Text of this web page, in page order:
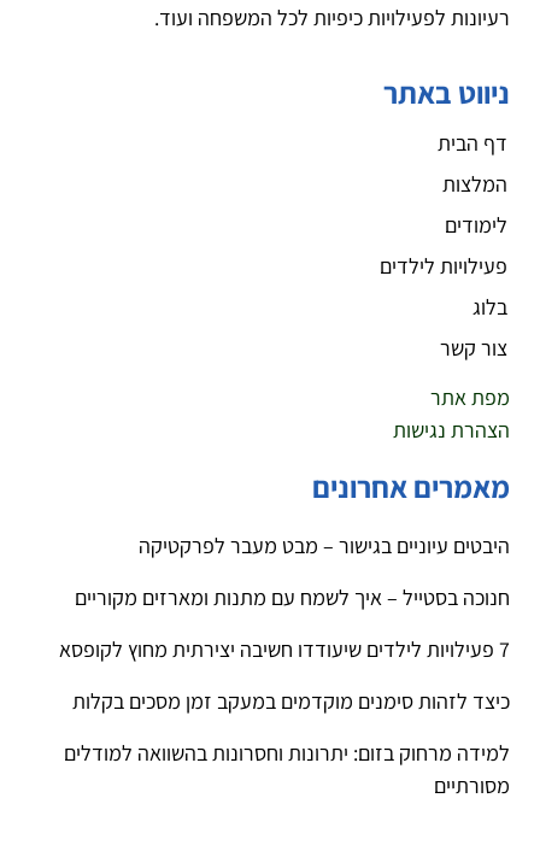
רעיונות לפעילויות כיפיות לכל המשפחה ועוד.
ניווט באתר
דף הבית
המלצות
לימודים
פעילויות לילדים
בלוג
צור קשר
מפת אתר
הצהרת נגישות
מאמרים אחרונים
היבטים עיוניים בגישור – מבט מעבר לפרקטיקה
חנוכה בסטייל – איך לשמח עם מתנות ומארזים מקוריים
7 פעילויות לילדים שיעודדו חשיבה יצירתית מחוץ לקופסא
כיצד לזהות סימנים מוקדמים במעקב זמן מסכים בקלות
למידה מרחוק בזום: יתרונות וחסרונות בהשוואה למודלים
מסורתיים